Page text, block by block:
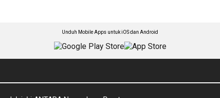
Unduh Mobile Apps untuk iOS dan Android